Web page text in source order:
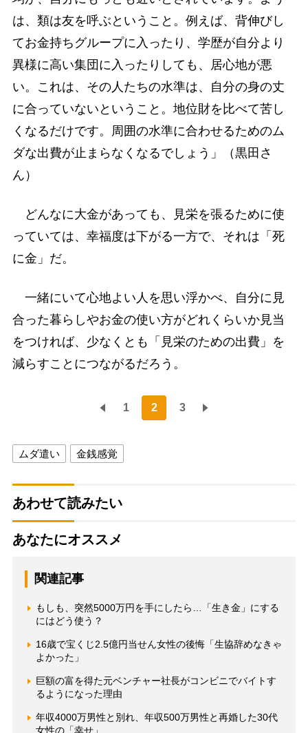
は、類は友を呼ぶということ。例えば、背伸びし
てお金持ちグループに入ったり、学歴が自分より
異様に高い集団に入ったりしても、居心地が悪
い。これは、その人たちの水準は、自分の身の丈
に合っていないということ。地位財を比べて苦し
くなるだけです。周囲の水準に合わせるためのム
ダな出費が止まらなくなるでしょう」（黒田さ
ん）
どんなに大金があっても、見栄を張るために使
っていては、幸福度は下がる一方で、それは「死
に金」だ。
一緒にいて心地よい人を思い浮かべ、自分に見
合った暮らしやお金の使い方がどれくらいか見当
をつければ、少なくとも「見栄のための出費」を
減らすことにつながるだろう。
1 2 3
ムダ遣い 金銭感覚
あわせて読みたい
あなたにオススメ
関連記事
もしも、突然5000万円を手にしたら…「生き金」にする
にはどう使う？
16歳で宝くじ2.5億円当せん女性の後悔「生協辞めなきゃ
よかった」
巨額の富を得た元ベンチャー社長がコンビニでバイトす
るようになった理由
年収4000万男性と別れ、年収500万男性と再婚した30代
女性の「幸せ」